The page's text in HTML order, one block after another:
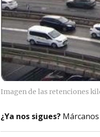
Imagen de las retenciones
¿Ya nos sigues?